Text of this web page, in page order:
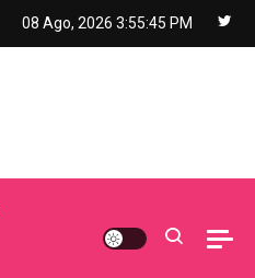
08 Ago, 2026 3:55:47 PM